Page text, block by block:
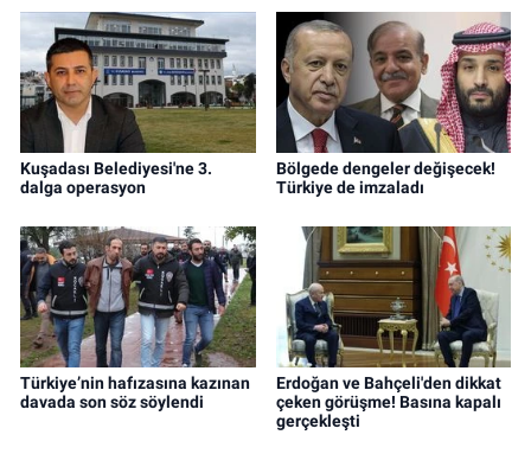
Kuşadası Belediyesi'ne 3.
dalga operasyon
Bölgede dengeler değişecek!
Türkiye de imzaladı
Türkiye’nin hafızasına kazınan
davada son söz söylendi
Erdoğan ve Bahçeli'den dikkat
çeken görüşme! Basına kapalı
gerçekleşti